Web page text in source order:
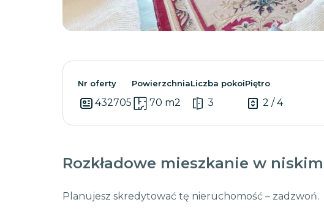
Nr oferty
432705
Powierzchnia
70 m2
Liczba pokoi
3
Piętro
2 / 4
Rozkładowe mieszkanie w
Planujesz skredytować tę nieruchomość – zadzwoń.